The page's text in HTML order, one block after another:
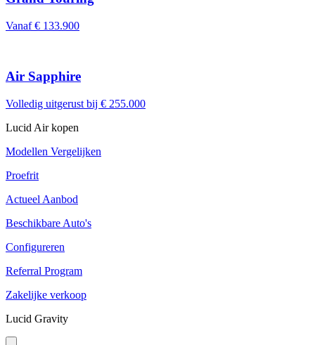
Vanaf€ 133.900
Air Sapphire
Volledig uitgerust bij € 255.000
Lucid Air kopen
Modellen Vergelijken
Proefrit
Actueel Aanbod
Beschikbare Auto's
Configureren
Referral Program
Zakelijke verkoop
Lucid Gravity